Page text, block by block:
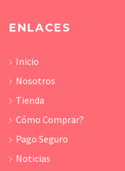
ENLACES
Inicio
Nosotros
Tienda
Cómo Comprar?
Pago Seguro
Noticias